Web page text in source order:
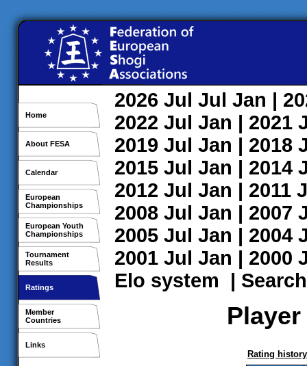
Home
About FESA
Calendar
European
Championships
European Youth
Championships
Tournament
Results
Ratings
Member
Countries
Links
2026 Jul Jul Jan |
2022 Jul Jan | 2021
2019 Jul Jan | 2018
2015 Jul Jan | 2014
2012 Jul Jan | 2011
2008 Jul Jan | 2007
2005 Jul Jan | 2004
2001 Jul Jan | 2000
Elo system | Search
Rating history